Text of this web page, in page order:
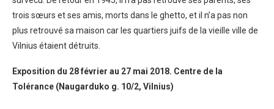
trois sœurs et ses amis, morts dans le ghetto, et il n’a pas non
plus retrouvé sa maison car les quartiers juifs de la vieille ville de
Vilnius étaient détruits.
Exposition du 28 février au 27 mai 2018. Centre de la
Tolérance (Naugarduko g. 10/2, Vilnius)